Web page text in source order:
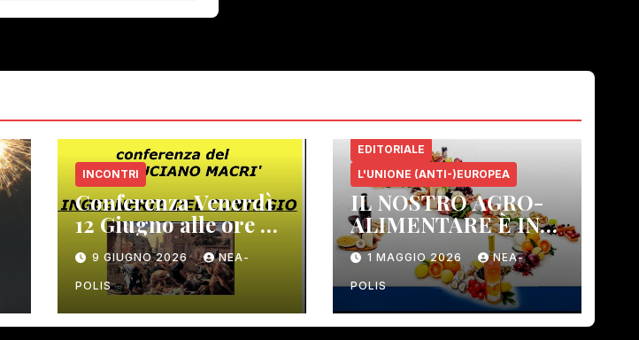
INCONTRI
Conferenza Venerdì
12 Giugno alle ore 21
– ex Teatro –
Gambassi Terme –
9 GIUGNO 2026 NEA-
POLIS
EDITORIALE
L'UNIONE (ANTI-)EUROPEA
IL NOSTRO AGRO-
ALIMENTARE È IN
PERICOLO!
1 MAGGIO 2026 NEA-
POLIS